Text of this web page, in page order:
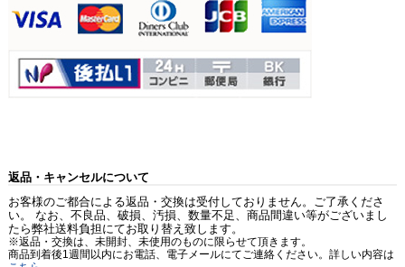
返品・キャンセルについて
お客様のご都合による返品・交換は受付しておりません。ご了承くださ
い。 なお、不良品、破損、汚損、数量不足、商品間違い等がございまし
たら弊社送料負担にてお取り替え致します。
※返品・交換は、未開封、未使用のものに限らせて頂きます。
商品到着後1週間以内にお電話、電子メールにてご連絡ください。詳しい内容は